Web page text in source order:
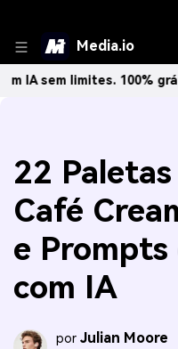
Media.io
limites. 100% grátis!
22
Café
e Prompts
com IA
por Julian Moore